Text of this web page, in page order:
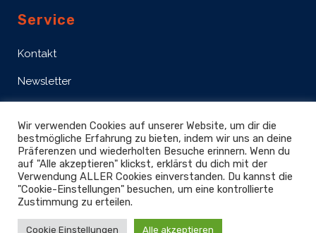
Service
Kontakt
Newsletter
Datenschutz
Mediathek
Wir verwenden Cookies auf unserer Website, um dir die
bestmögliche Erfahrung zu bieten, indem wir uns an deine
Präferenzen und wiederholten Besuche erinnern. Wenn du
auf "Alle akzeptieren" klickst, erklärst du dich mit der
Verwendung ALLER Cookies einverstanden. Du kannst die
"Cookie-Einstellungen" besuchen, um eine kontrollierte
Zustimmung zu erteilen.
Cookie Einstellungen Alle akzeptieren